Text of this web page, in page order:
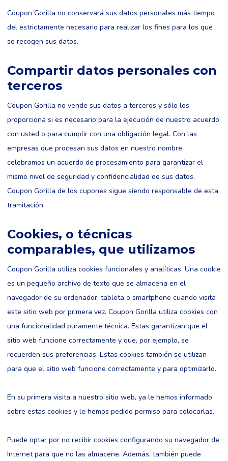
Coupon Gorilla no conservará sus datos personales más tiempo
del estrictamente necesario para realizar los fines para los que
se recogen sus datos.
Compartir datos personales con
terceros
Coupon Gorilla no vende sus datos a terceros y sólo los
proporciona si es necesario para la ejecución de nuestro acuerdo
con usted o para cumplir con una obligación legal. Con las
empresas que procesan sus datos en nuestro nombre,
celebramos un acuerdo de procesamiento para garantizar el
mismo nivel de seguridad y confidencialidad de sus datos.
Coupon Gorilla de los cupones sigue siendo responsable de esta
tramitación.
Cookies, o técnicas
comparables, que utilizamos
Coupon Gorilla utiliza cookies funcionales y analíticas. Una cookie
es un pequeño archivo de texto que se almacena en el
navegador de su ordenador, tableta o smartphone cuando visita
este sitio web por primera vez. Coupon Gorilla utiliza cookies con
una funcionalidad puramente técnica. Estas garantizan que el
sitio web funcione correctamente y que, por ejemplo, se
recuerden sus preferencias. Estas cookies también se utilizan
para que el sitio web funcione correctamente y para optimizarlo.
En su primera visita a nuestro sitio web, ya le hemos informado
sobre estas cookies y le hemos pedido permiso para colocarlas.
Puede optar por no recibir cookies configurando su navegador de
Internet para que no las almacene. Además, también puede